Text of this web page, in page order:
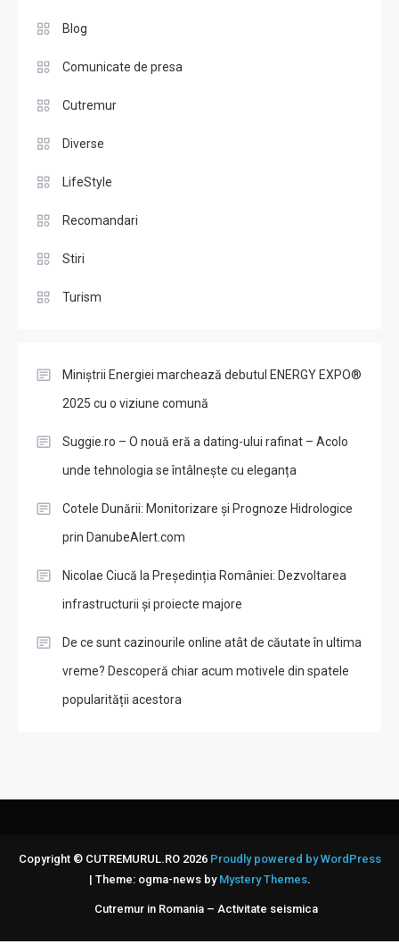
Blog
Comunicate de presa
Cutremur
Diverse
LifeStyle
Recomandari
Stiri
Turism
Miniștrii Energiei marchează debutul ENERGY EXPO®
2025 cu o viziune comună
Suggie.ro – O nouă eră a dating-ului rafinat – Acolo
unde tehnologia se întâlnește cu eleganța
Cotele Dunării: Monitorizare și Prognoze Hidrologice
prin DanubeAlert.com
Nicolae Ciucă la Președinția României: Dezvoltarea
infrastructurii și proiecte majore
De ce sunt cazinourile online atât de căutate în ultima
vreme? Descoperă chiar acum motivele din spatele
popularității acestora
Copyright © CUTREMURUL.RO 2026 Proudly powered by WordPress
| Theme: ogma-news by Mystery Themes.
Cutremur in Romania – Activitate seismica